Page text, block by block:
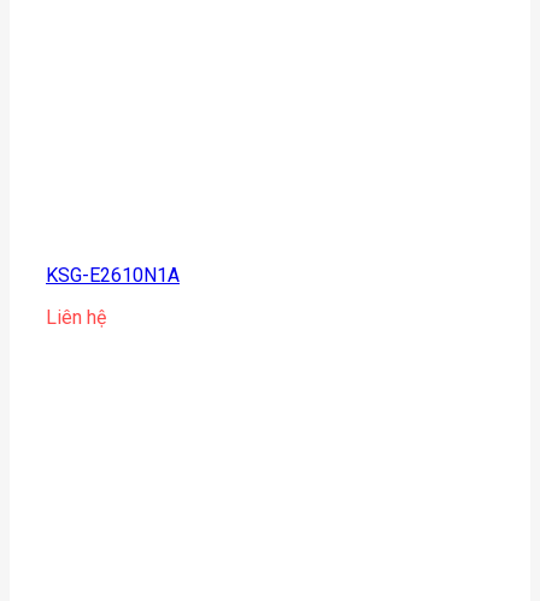
KSG-E2610N1A
Liên hệ